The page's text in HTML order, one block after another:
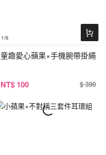
1/6
童趣愛心蘋果×手機腕帶掛繩
NT$ 100 $ 390